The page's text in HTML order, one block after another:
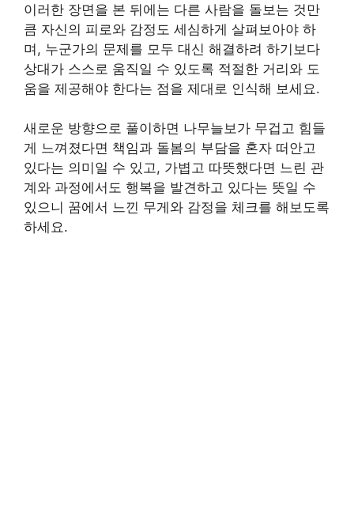
이러한 장면을 본 뒤에는 다른 사람을 돌보는 것만
큼 자신의 피로와 감정도 세심하게 살펴보아야 하
며, 누군가의 문제를 모두 대신 해결하려 하기보다
상대가 스스로 움직일 수 있도록 적절한 거리와 도
움을 제공해야 한다는 점을 제대로 인식해 보세요.
새로운 방향으로 풀이하면 나무늘보가 무겁고 힘들
게 느껴졌다면 책임과 돌봄의 부담을 혼자 떠안고
있다는 의미일 수 있고, 가볍고 따뜻했다면 느린 관
계와 과정에서도 행복을 발견하고 있다는 뜻일 수
있으니 꿈에서 느낀 무게와 감정을 체크를 해보도록
하세요.